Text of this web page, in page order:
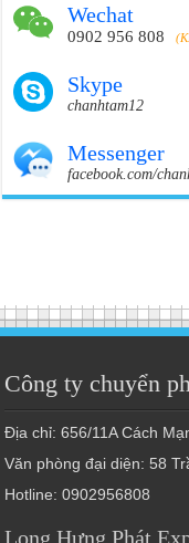
Wechat
0902 956 808
Skype
chanhtam12
Messenger
facebook.com/
Công ty chuyển
Địa chỉ: 656/11A Cách
Văn phòng đại diện: 58
Hotline: 0902956808
Long Hưng Phát